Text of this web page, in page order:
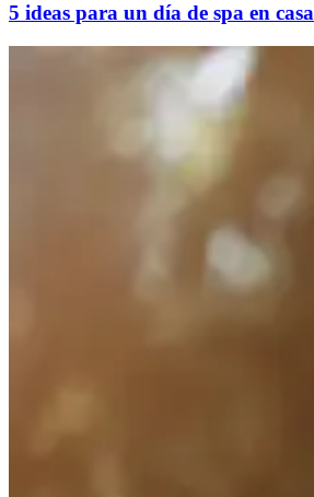
5 ideas para un día de spa en casa